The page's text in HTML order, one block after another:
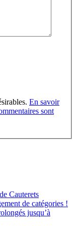
En savoir
sont
Cauterets
de catégories !
jusqu’à